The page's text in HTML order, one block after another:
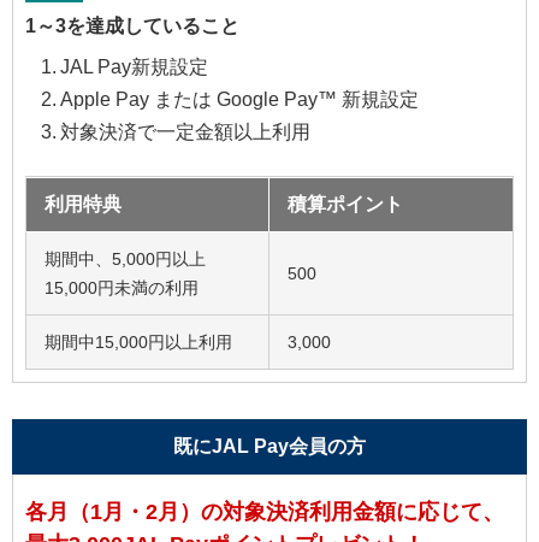
1～3を達成していること
JAL Pay新規設定
Apple Pay または Google Pay™ 新規設定
対象決済で一定金額以上利用
利用特典 積算ポイント
期間中、5,000円以上
15,000円未満の利用
500
期間中15,000円以上利用 3,000
既にJAL Pay会員の方
各月（1月・2月）の対象決済利用金額に応じて、